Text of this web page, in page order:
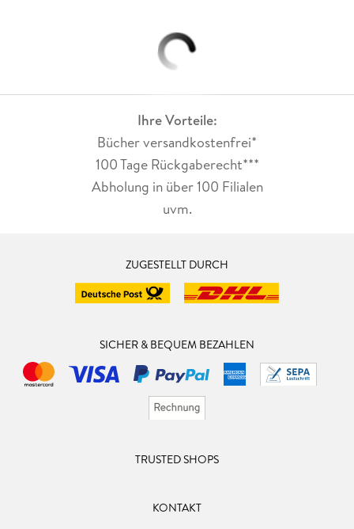
Ihre Vorteile:
Bücher versandkostenfrei*
100 Tage Rückgaberecht***
Abholung in über 100 Filialen
uvm.
ZUGESTELLT DURCH
SICHER & BEQUEM BEZAHLEN
TRUSTED SHOPS
KONTAKT